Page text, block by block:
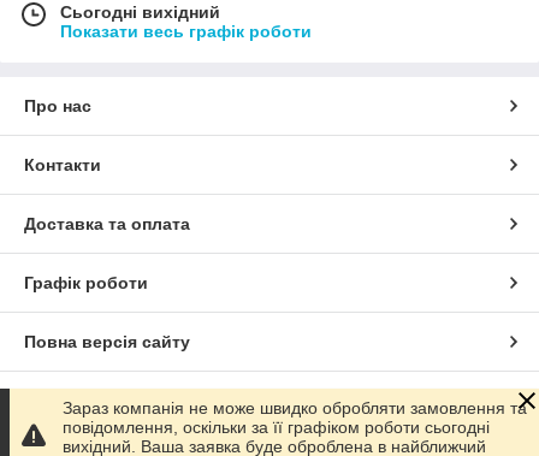
Сьогодні вихідний
Показати весь графік роботи
Про нас
Контакти
Доставка та оплата
Графік роботи
Повна версія сайту
Сайт створено на маркетплейсі Prom.ua
Зараз компанія не може швидко обробляти замовлення та
повідомлення, оскільки за її графіком роботи сьогодні
вихідний. Ваша заявка буде оброблена в найближчий